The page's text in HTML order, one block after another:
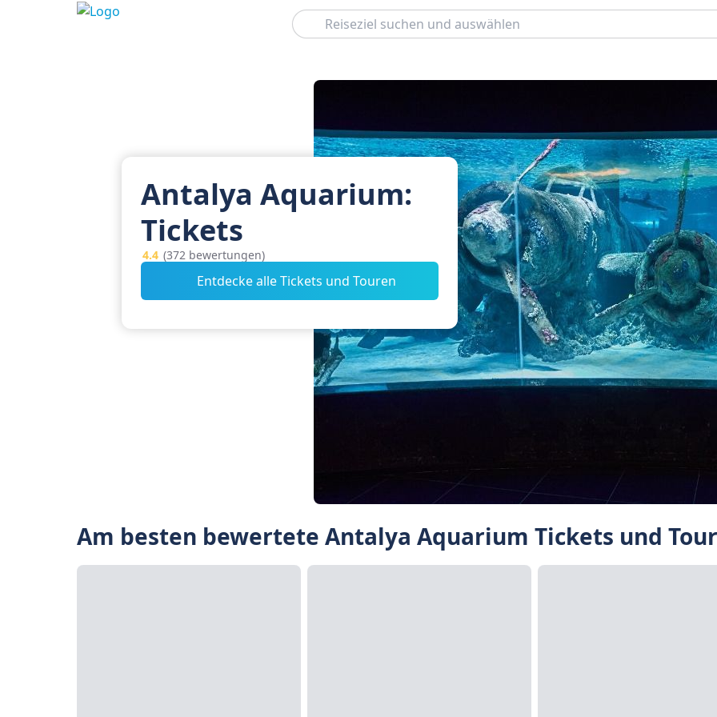
Suchen
Antalya Aquarium:
Tickets
4.4 (372 bewertungen)
Entdecke alle Tickets und Touren
Am besten bewertete Antalya Aquarium Tickets und